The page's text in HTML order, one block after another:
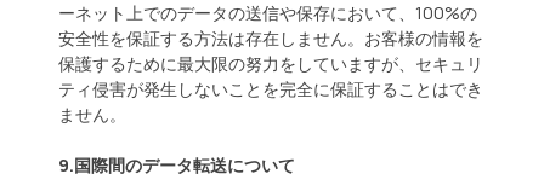
ーネット上でのデータの送信や保存において、100%の
安全性を保証する方法は存在しません。お客様の情報を
保護するために最大限の努力をしていますが、セキュリ
ティ侵害が発生しないことを完全に保証することはでき
ません。
9.国際間のデータ転送について